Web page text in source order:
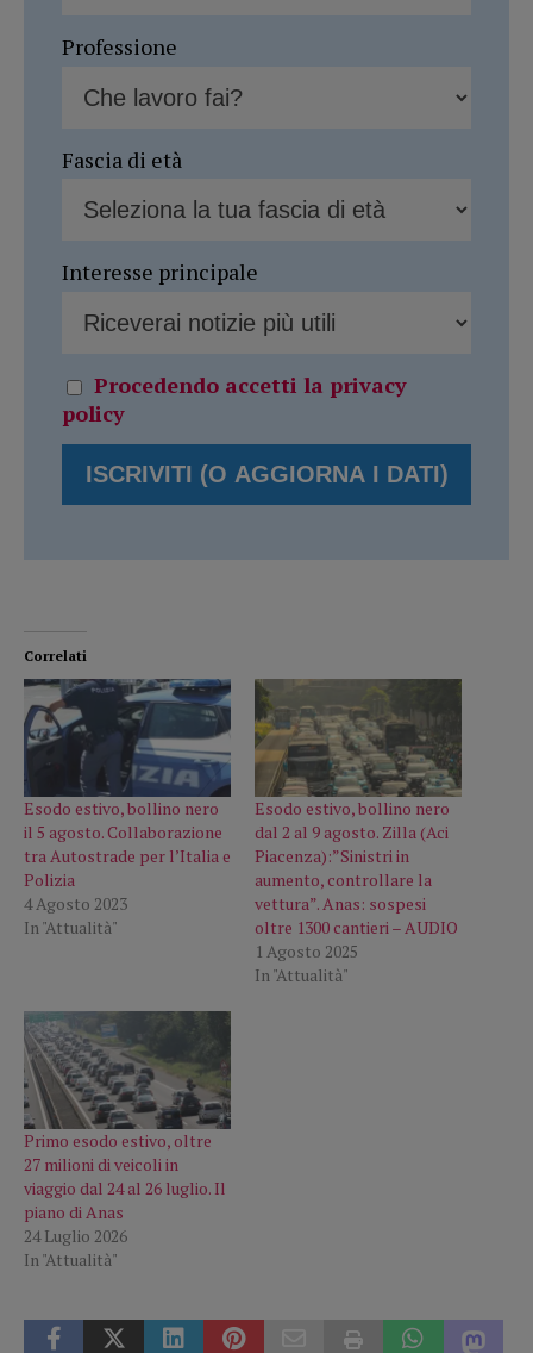
Professione
Fascia di età
Interesse principale
Procedendo accetti la privacy
policy
Correlati
Esodo estivo, bollino nero
il 5 agosto. Collaborazione
tra Autostrade per l’Italia e
Polizia
4 Agosto 2023
In "Attualità"
Esodo estivo, bollino nero
dal 2 al 9 agosto. Zilla (Aci
Piacenza):”Sinistri in
aumento, controllare la
vettura”. Anas: sospesi
oltre 1300 cantieri – AUDIO
1 Agosto 2025
In "Attualità"
Primo esodo estivo, oltre
27 milioni di veicoli in
viaggio dal 24 al 26 luglio. Il
piano di Anas
24 Luglio 2026
In "Attualità"